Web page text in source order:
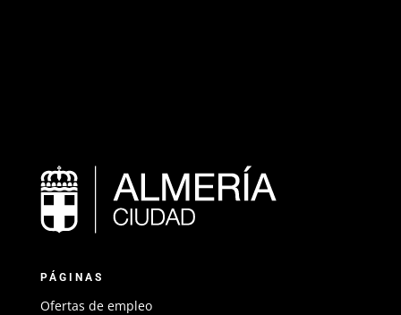
PÁGINAS
Ofertas de empleo